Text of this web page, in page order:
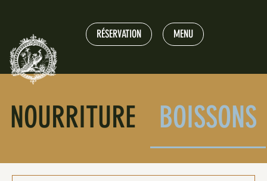
MENU
RÉSERVATION
NOURRITURE BOISSONS